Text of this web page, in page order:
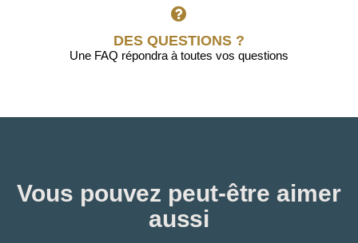
DES QUESTIONS ?
Une FAQ répondra à toutes vos questions
Vous pouvez peut-être aimer
aussi